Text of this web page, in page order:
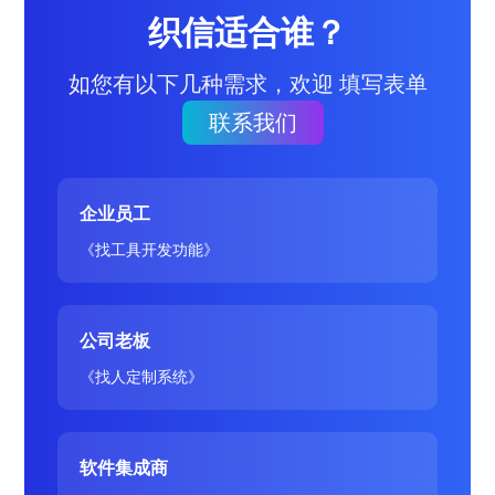
织信适合谁？
如您有以下几种需求，欢迎 填写表单
联系我们
企业员工
《找工具开发功能》
公司老板
《找人定制系统》
软件集成商